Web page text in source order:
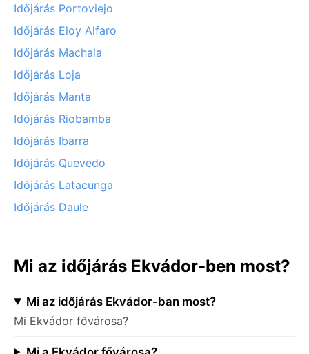
Időjárás Portoviejo
Időjárás Eloy Alfaro
Időjárás Machala
Időjárás Loja
Időjárás Manta
Időjárás Riobamba
Időjárás Ibarra
Időjárás Quevedo
Időjárás Latacunga
Időjárás Daule
Mi az időjárás Ekvádor-ben most?
Mi az időjárás Ekvádor-ban most?
Mi Ekvádor fővárosa?